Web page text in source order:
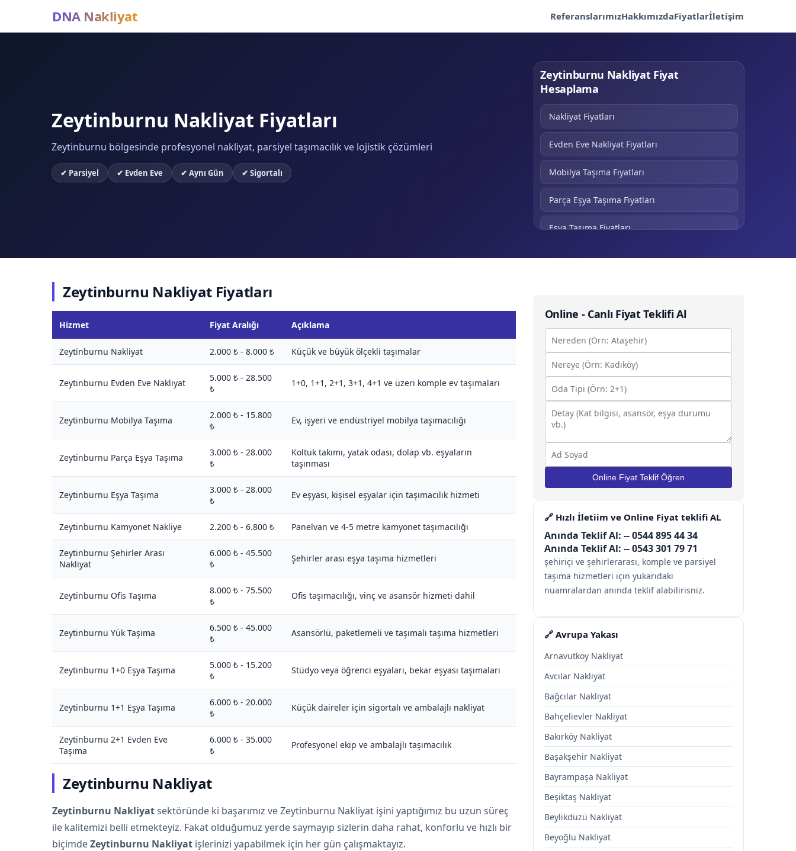
DNA Nakliyat ReferanslarımızHakkımızdaFiyatlarİletişim
Zeytinburnu Nakliyat Fiyatları
Zeytinburnu bölgesinde profesyonel nakliyat, parsiyel taşımacılık ve lojistik çözümleri
✔ Parsiyel ✔ Evden Eve ✔ Aynı Gün ✔ Sigortalı
Zeytinburnu Nakliyat Fiyat
Hesaplama
Nakliyat Fiyatları
Evden Eve Nakliyat Fiyatları
Mobilya Taşıma Fiyatları
Parça Eşya Taşıma Fiyatları
Eşya Taşıma Fiyatları
Kamyonet Nakliye Fiyatları
Ofis Taşıma Fiyatları
Yük Taşıma Fiyatları
1+0 Eşya Taşıma Fiyatları
1+1 Eşya Taşıma Fiyatları
2+1 Evden Eve Taşıma Fiyatları
Zeytinburnu Nakliyat Fiyatları
Hizmet Fiyat Aralığı Açıklama
Zeytinburnu Nakliyat 2.000 ₺ - 8.000 ₺ Küçük ve büyük ölçekli taşımalar
Zeytinburnu Evden Eve Nakliyat
5.000 ₺ - 28.500
₺
1+0, 1+1, 2+1, 3+1, 4+1 ve üzeri komple ev taşımaları
Zeytinburnu Mobilya Taşıma
2.000 ₺ - 15.800
₺
Ev, işyeri ve endüstriyel mobilya taşımacılığı
Zeytinburnu Parça Eşya Taşıma
3.000 ₺ - 28.000
₺
Koltuk takımı, yatak odası, dolap vb. eşyaların
taşınması
Zeytinburnu Eşya Taşıma
3.000 ₺ - 28.000
₺
Ev eşyası, kişisel eşyalar için taşımacılık hizmeti
Zeytinburnu Kamyonet Nakliye 2.200 ₺ - 6.800 ₺ Panelvan ve 4-5 metre kamyonet taşımacılığı
Zeytinburnu Şehirler Arası
Nakliyat
6.000 ₺ - 45.500
₺
Şehirler arası eşya taşıma hizmetleri
Zeytinburnu Ofis Taşıma
8.000 ₺ - 75.500
₺
Ofis taşımacılığı, vinç ve asansör hizmeti dahil
Zeytinburnu Yük Taşıma
6.500 ₺ - 45.000
₺
Asansörlü, paketlemeli ve taşımalı taşıma hizmetleri
Zeytinburnu 1+0 Eşya Taşıma
5.000 ₺ - 15.200
₺
Stüdyo veya öğrenci eşyaları, bekar eşyası taşımaları
Zeytinburnu 1+1 Eşya Taşıma
6.000 ₺ - 20.000
₺
Küçük daireler için sigortalı ve ambalajlı nakliyat
Zeytinburnu 2+1 Evden Eve
Taşıma
6.000 ₺ - 35.000
₺
Profesyonel ekip ve ambalajlı taşımacılık
Zeytinburnu Nakliyat
Zeytinburnu Nakliyatsektöründe ki başarımız ve Zeytinburnu Nakliyat işini yaptığımız bu uzun süreç
ile kalitemizi belli etmekteyiz. Fakat olduğumuz yerde saymayıp sizlerin daha rahat, konforlu ve hızlı bir
biçimdeZeytinburnu Nakliyat işlerinizi yapabilmek için her gün çalışmaktayız.
Online - Canlı Fiyat Teklifi Al
Online Fiyat Teklif Öğren
🔗 Hızlı İletiim ve Online Fiyat teklifi AL
Anında Teklif Al: --0544 895 44 34
Anında Teklif Al: --0543 301 79 71
şehiriçi ve şehirlerarası, komple ve parsiyel
taşıma hizmetleri için yukarıdaki
nuamralardan anında teklif alabilirisniz.
🔗 Avrupa Yakası
Arnavutköy Nakliyat
Avcılar Nakliyat
Bağcılar Nakliyat
Bahçelievler Nakliyat
Bakırköy Nakliyat
Başakşehir Nakliyat
Bayrampaşa Nakliyat
Beşiktaş Nakliyat
Beylikdüzü Nakliyat
Beyoğlu Nakliyat